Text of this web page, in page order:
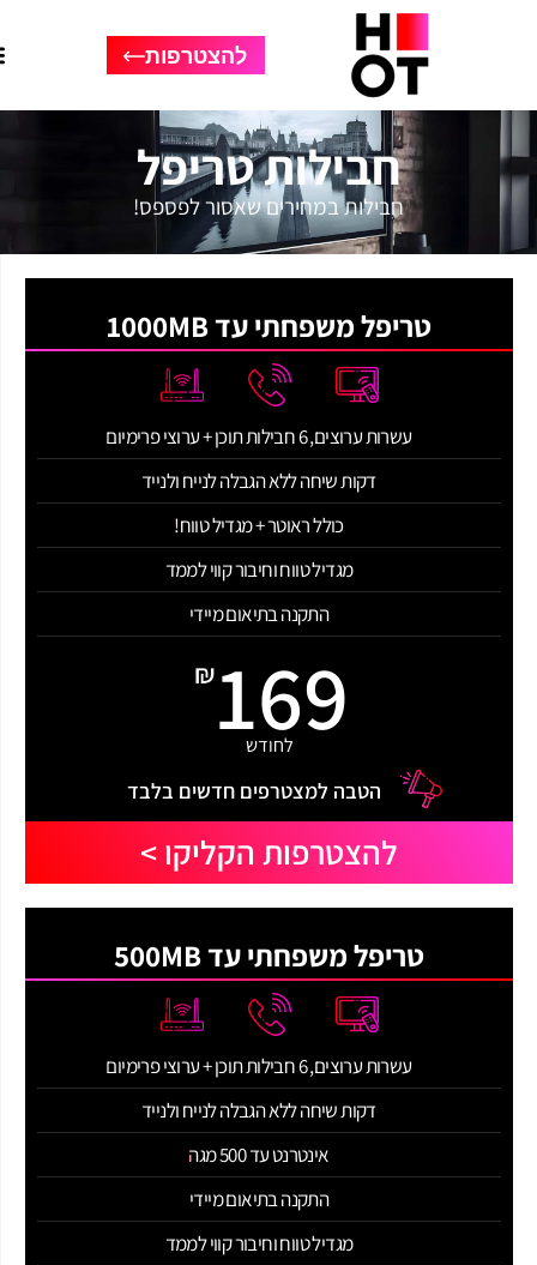
להצטרפות
חבילות טריפל
חבילות במחירים שאסור לפספס!
טריפל משפחתי עד 1000MB
עשרות ערוצים, 6 חבילות תוכן + ערוצי פרימיום
דקות שיחה ללא הגבלה לנייח ולנייד
כולל ראוטר + מגדיל טווח!
מגדיל טווח וחיבור קווי לממד
התקנה בתיאום מיידי
₪ 169
לחודש
הטבה למצטרפים חדשים בלבד
להצטרפות הקליקו >
טריפל משפחתי עד 500MB
עשרות ערוצים, 6 חבילות תוכן + ערוצי פרימיום
דקות שיחה ללא הגבלה לנייח ולנייד
אינטרנט עד 500 מגה
התקנה בתיאום מיידי
מגדיל טווח וחיבור קווי לממד